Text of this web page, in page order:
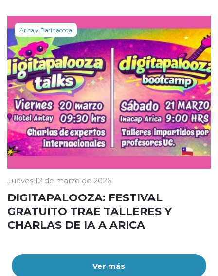
Ver más
Arica y Parinacota
Jueves 12 de marzo de 2026
DIGITAPALOOZA: FESTIVAL
GRATUITO TRAE TALLERES Y
CHARLAS DE IA A ARICA